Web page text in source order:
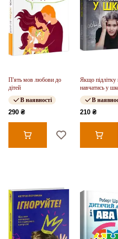
П'ять мов любови до
дітей
В наявності
290 ₴
Якщо підлітку
навчатись у
Практична
В
210 ₴